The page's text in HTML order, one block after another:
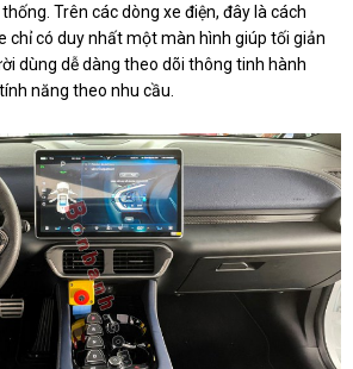
Trên các dòng xe điện, đây là cách
chỉ có duy nhất một màn hình giúp tối giản
dùng dễ dàng theo dõi thông tinh hành
năng theo nhu cầu.